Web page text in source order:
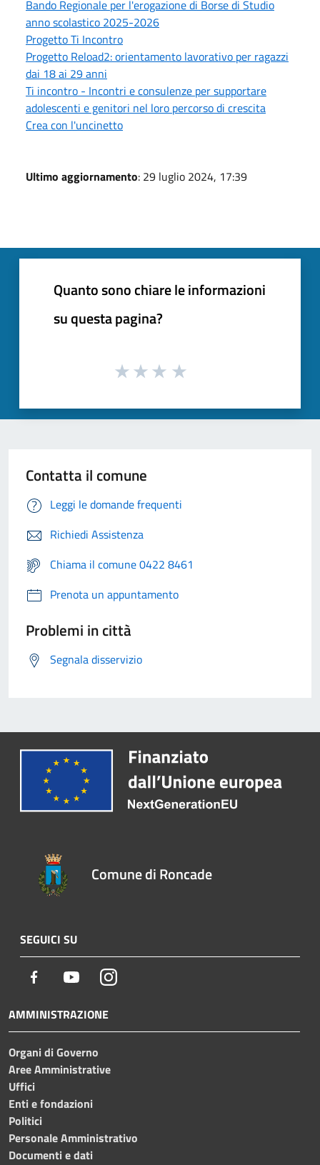
Bando Regionale per l'erogazione di Borse di Studio
anno scolastico 2025-2026
Progetto Ti Incontro
Progetto Reload2: orientamento lavorativo per ragazzi
dai 18 ai 29 anni
Ti incontro - Incontri e consulenze per supportare
adolescenti e genitori nel loro percorso di crescita
Crea con l'uncinetto
Ultimo aggiornamento: 29 luglio 2024, 17:39
Quanto sono chiare le informazioni
su questa pagina?
Contatta il comune
Leggi le domande frequenti
Richiedi Assistenza
Chiama il comune 0422 8461
Prenota un appuntamento
Problemi in città
Segnala disservizio
Comune di Roncade
SEGUICI SU
Facebook YoutubeInstagram
AMMINISTRAZIONE
Organi di Governo
Aree Amministrative
Uffici
Enti e fondazioni
Politici
Personale Amministrativo
Documenti e dati